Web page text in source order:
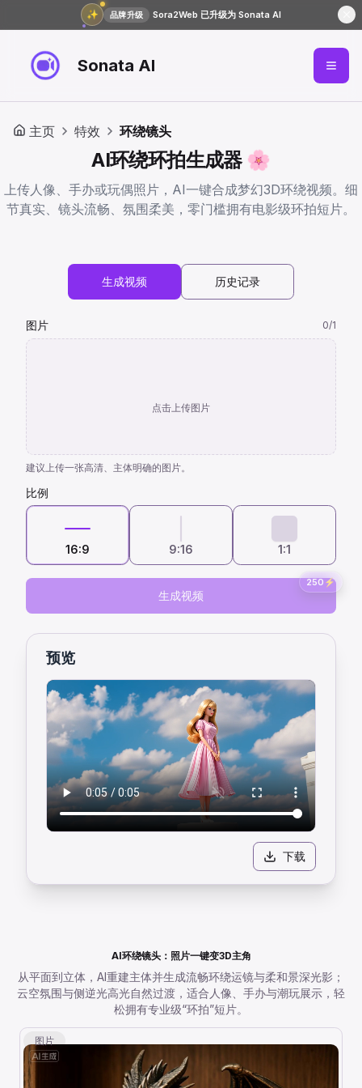
✨ 品牌升级 Sora2Web 已升级为 Sonata AI
Sonata AI
主页 特效 环绕镜头
AI环绕环拍生成器 🌸
上传人像、手办或玩偶照片，AI一键合成梦幻3D环绕视频。细
节真实、镜头流畅、氛围柔美，零门槛拥有电影级环拍短片。
生成视频 历史记录
图片 0/1
点击上传图片
建议上传一张高清、主体明确的图片。
比例
16:9 9:16 1:1
250 ⚡
生成视频
预览
下载
AI环绕镜头：照片一键变3D主角
从平面到立体，AI重建主体并生成流畅环绕运镜与柔和景深光影；
云空氛围与侧逆光高光自然过渡，适合人像、手办与潮玩展示，轻
松拥有专业级“环拍”短片。
图片